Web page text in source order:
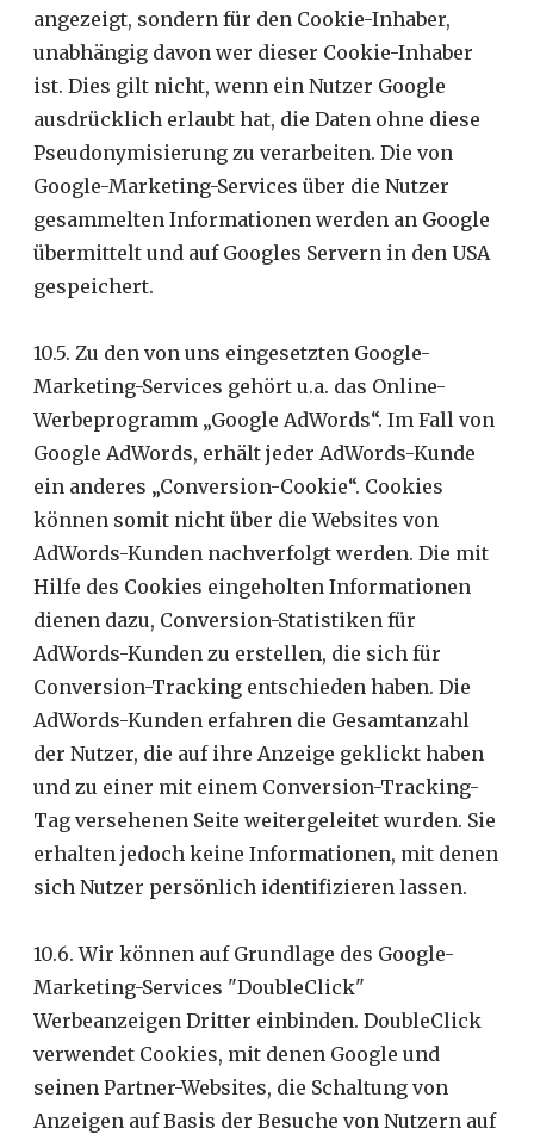
angezeigt, sondern für den Cookie-Inhaber,
unabhängig davon wer dieser Cookie-Inhaber
ist. Dies gilt nicht, wenn ein Nutzer Google
ausdrücklich erlaubt hat, die Daten ohne diese
Pseudonymisierung zu verarbeiten. Die von
Google-Marketing-Services über die Nutzer
gesammelten Informationen werden an Google
übermittelt und auf Googles Servern in den USA
gespeichert.
10.5. Zu den von uns eingesetzten Google-
Marketing-Services gehört u.a. das Online-
Werbeprogramm „Google AdWords“. Im Fall von
Google AdWords, erhält jeder AdWords-Kunde
ein anderes „Conversion-Cookie“. Cookies
können somit nicht über die Websites von
AdWords-Kunden nachverfolgt werden. Die mit
Hilfe des Cookies eingeholten Informationen
dienen dazu, Conversion-Statistiken für
AdWords-Kunden zu erstellen, die sich für
Conversion-Tracking entschieden haben. Die
AdWords-Kunden erfahren die Gesamtanzahl
der Nutzer, die auf ihre Anzeige geklickt haben
und zu einer mit einem Conversion-Tracking-
Tag versehenen Seite weitergeleitet wurden. Sie
erhalten jedoch keine Informationen, mit denen
sich Nutzer persönlich identifizieren lassen.
10.6. Wir können auf Grundlage des Google-
Marketing-Services "DoubleClick"
Werbeanzeigen Dritter einbinden. DoubleClick
verwendet Cookies, mit denen Google und
seinen Partner-Websites, die Schaltung von
Anzeigen auf Basis der Besuche von Nutzern auf